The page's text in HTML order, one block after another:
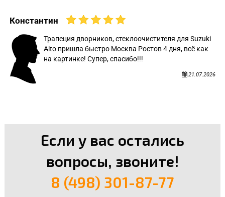
Константин
Трапеция дворников, стеклоочистителя для Suzuki
Alto пришла быстро Москва Ростов 4 дня, всё как
на картинке! Супер, спасибо!!!
21.07.2026
Если у вас остались
вопросы, звоните!
8 (498) 301-87-77